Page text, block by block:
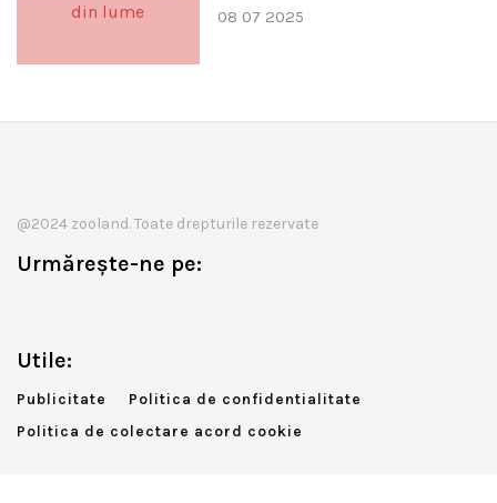
08 07 2025
@2024 zooland. Toate drepturile rezervate
Urmărește-ne pe:
Utile:
Publicitate
Politica de confidentialitate
Politica de colectare acord cookie